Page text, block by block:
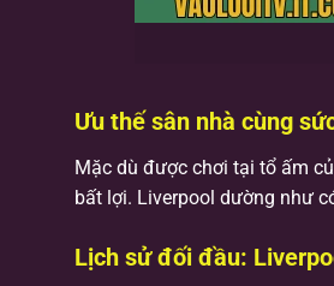
Ưu thế sân nhà cùng
Mặc dù được chơi tại tổ ấm
bất lợi. Liverpool dường như
Lịch sử đối đầu: